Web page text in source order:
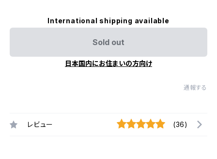
International shipping available
Sold out
日本国内にお住まいの方向け
通報する
レビュー (36)